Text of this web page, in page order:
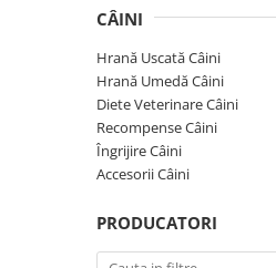
Câine Senior
Câine Junior
Câine Adult
Diete Veterinare Câini
Recompense Câini
CÂINI
Hrană Uscată Câini
Hrană Umedă Câini
Diete Veterinare Câini
Recompense Câini
Îngrijire Câini
Accesorii Câini
PRODUCATORI